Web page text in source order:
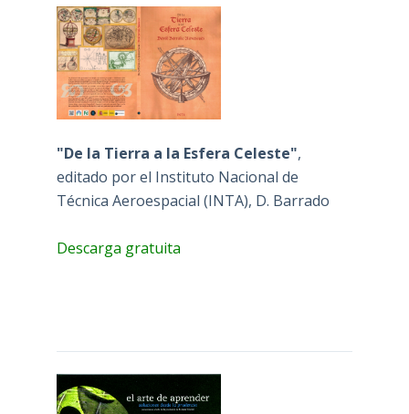
"De la Tierra a la Esfera Celeste",
editado por el Instituto Nacional de
Técnica Aeroespacial (INTA), D. Barrado
Descarga gratuita